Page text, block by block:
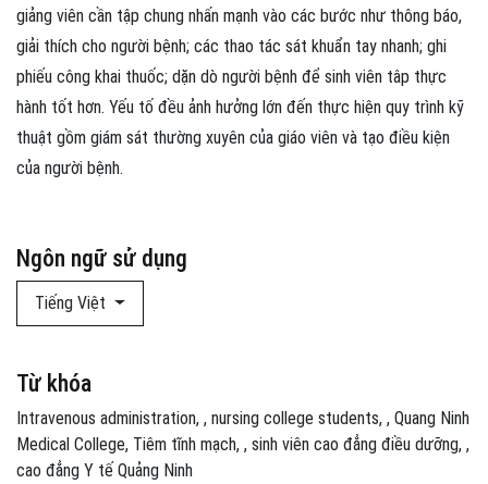
Ngôn ngữ sử dụng
Tiếng Việt
giảng viên cần tập chung nhấn mạnh vào các bước như thông báo,
giải thích cho người bệnh; các thao tác sát khuẩn tay nhanh; ghi
phiếu công khai thuốc; dặn dò người bệnh để sinh viên tâp thực
hành tốt hơn. Yếu tố đều ảnh hưởng lớn đến thực hiện quy trình kỹ
thuật gồm giám sát thường xuyên của giáo viên và tạo điều kiện
của người bệnh.
Từ khóa
Intravenous administration , nursing college students , Quang Ninh
Medical College Tiêm tĩnh mạch , sinh viên cao đẳng điều dưỡng ,
cao đẳng Y tế Quảng Ninh